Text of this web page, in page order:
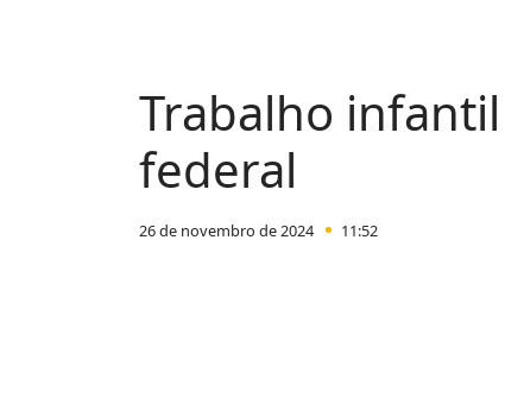
Trabalho
federal
26 de novembro de 2024 11:52